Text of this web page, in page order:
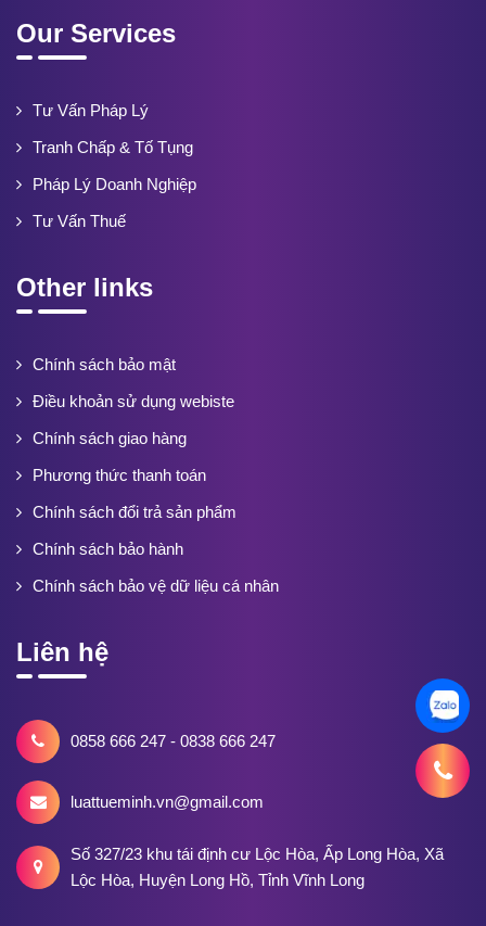
Our Services
Tư Vấn Pháp Lý
Tranh Chấp & Tố Tụng
Pháp Lý Doanh Nghiệp
Tư Vấn Thuế
Other links
Chính sách bảo mật
Điều khoản sử dụng webiste
Chính sách giao hàng
Phương thức thanh toán
Chính sách đổi trả sản phẩm
Chính sách bảo hành
Chính sách bảo vệ dữ liệu cá nhân
Liên hệ
0858 666 247 - 0838 666 247
luattueminh.vn@gmail.com
Số 327/23 khu tái định cư Lộc Hòa, Ấp Long Hòa, Xã
Lộc Hòa, Huyện Long Hồ, Tỉnh Vĩnh Long